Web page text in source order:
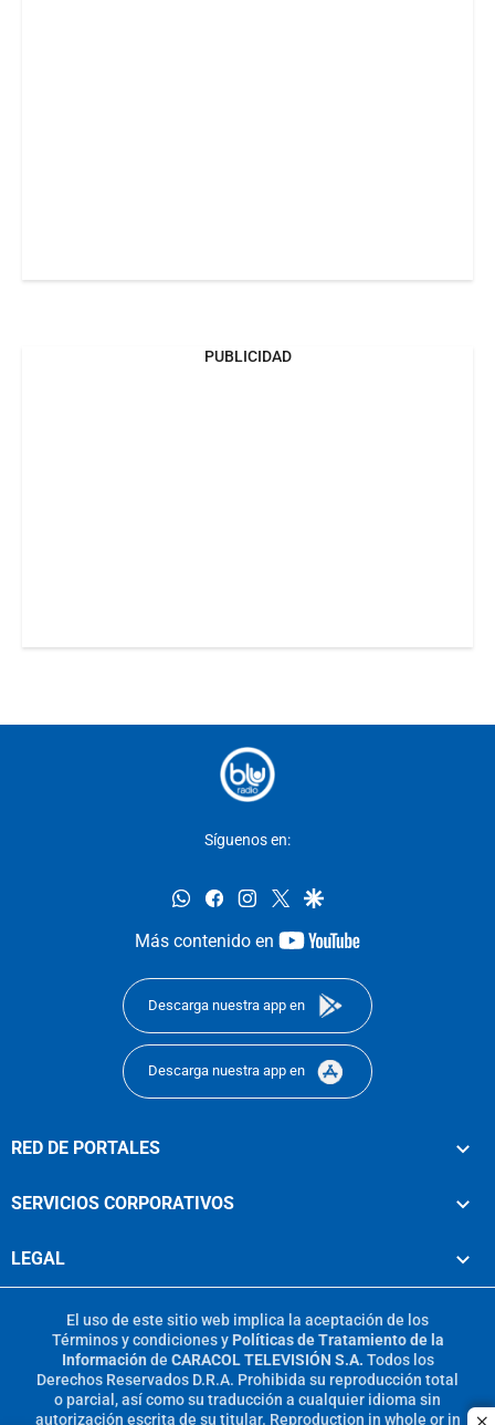
PUBLICIDAD
Síguenos en:
whatsappfacebookinstagram
twittergoogle
Más contenido en
youtube-
Descarga nuestra app en
Descarga nuestra app en
RED DE PORTALES
SERVICIOS CORPORATIVOS
LEGAL
El uso de este sitio web implica la aceptación de los
Términos y condicionesy Políticas de Tratamiento de la
Información de CARACOL TELEVISIÓN S.A. Todos los
Derechos Reservados D.R.A. Prohibida su reproducción total
o parcial, así como su traducción a cualquier idioma sin
autorización escrita de su titular. Reproduction in whole or in